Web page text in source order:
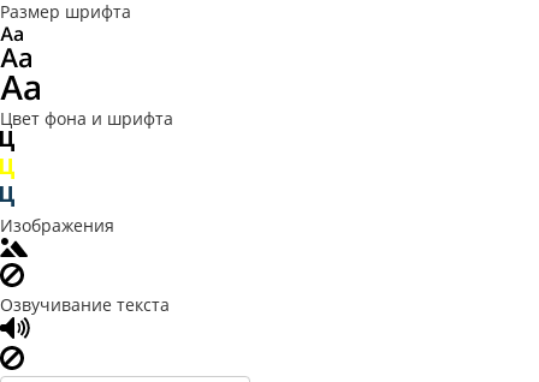
Размер шрифта
Цвет фона и шрифта
Изображения
Озвучивание текста